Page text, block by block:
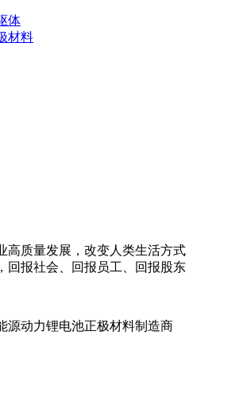
体
材料
高质量发展，改变人类生活方式
回报社会、回报员工、回报股东
源动力锂电池正极材料制造商